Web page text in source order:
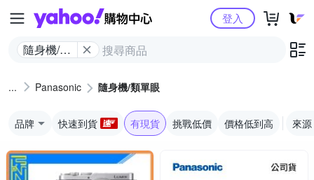
Yahoo購物中心
隨身機/類
登入
Panasonic 隨身機/類單眼
品牌 快速到貨 有現貨 挑戰低價 價格低到高 來源